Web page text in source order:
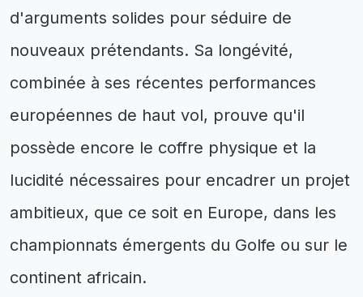
d'arguments solides pour séduire de
nouveaux prétendants. Sa longévité,
combinée à ses récentes performances
européennes de haut vol, prouve qu'il
possède encore le coffre physique et la
lucidité nécessaires pour encadrer un projet
ambitieux, que ce soit en Europe, dans les
championnats émergents du Golfe ou sur le
continent africain.